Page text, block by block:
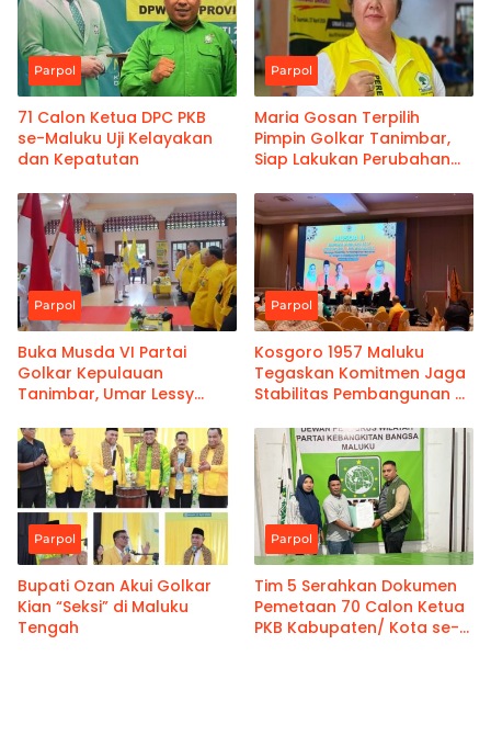
Parpol
71 Calon Ketua DPC PKB
se-Maluku Uji Kelayakan
dan Kepatutan
Parpol
Maria Gosan Terpilih
Pimpin Golkar Tanimbar,
Siap Lakukan Perubahan
Parpol
Buka Musda VI Partai
Golkar Kepulauan
Tanimbar, Umar Lessy
Parpol
Kosgoro 1957 Maluku
Tegaskan Komitmen Jaga
Stabilitas Pembangunan di
Global
Parpol
Bupati Ozan Akui Golkar
Kian “Seksi” di Maluku
Tengah
Parpol
Tim 5 Serahkan Dokumen
Pemetaan 70 Calon Ketua
PKB Kabupaten/ Kota se-